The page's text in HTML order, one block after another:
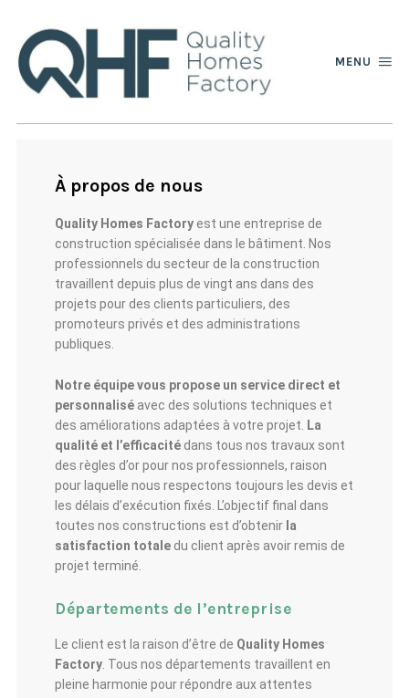
MENU
À propos de nous
Quality Homes Factory est une entreprise de
construction spécialisée dans le bâtiment. Nos
professionnels du secteur de la construction
travaillent depuis plus de vingt ans dans des
projets pour des clients particuliers, des
promoteurs privés et des administrations
publiques.
Notre équipe vous propose un service direct et
personnalisé avec des solutions techniques et
des améliorations adaptées à votre projet.
La
qualité et l’efficacité dans tous nos travaux sont
des règles d’or pour nos professionnels, raison
pour laquelle nous respectons toujours les devis et
les délais d’exécution fixés. L’objectif final dans
toutes nos constructions est d’obtenir la
satisfaction totale du client après avoir remis de
projet terminé.
Départements de l’entreprise
Le client est la raison d’être de Quality Homes
Factory. Tous nos départements travaillent en
pleine harmonie pour répondre aux attentes